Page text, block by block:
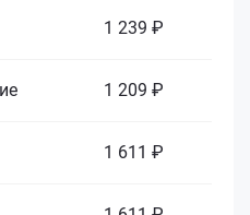
1 239 ₽
1 209 ₽
1 611 ₽